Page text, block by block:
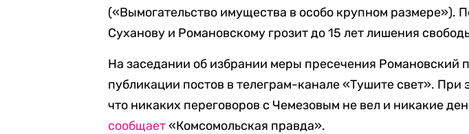
(«Вымогательство имущества в особо крупном размере»).
Суханову и Романовскому грозит до 15 лет лишения
На заседании об избрании меры пресечения Романовский
публикации постов в телеграм-канале «Тушите свет». При
что никаких переговоров с Чемезовым не вел и никакие
сообщает«Комсомольская правда».